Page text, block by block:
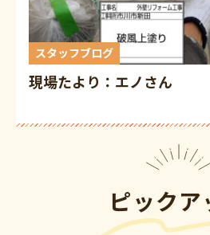
スタッフブログ
現場たより：エノさん
ピックア